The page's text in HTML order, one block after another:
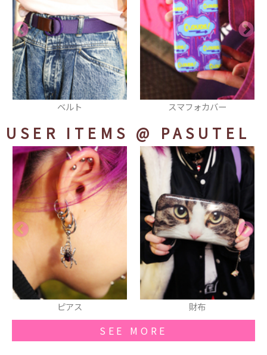
スマフォカバー ネイル
USER ITEMS @ PASUTEL
財布 スウェット
SEE MORE